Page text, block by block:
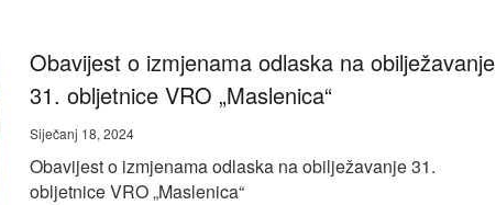
Obavijest o izmjenama odlaska na obilježavanje
31. obljetnice VRO „Maslenica“
Siječanj 18, 2024
Obavijest o izmjenama odlaska na obilježavanje 31.
obljetnice VRO „Maslenica“